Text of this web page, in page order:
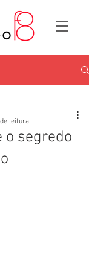
o segredo
leitura
estrelas.